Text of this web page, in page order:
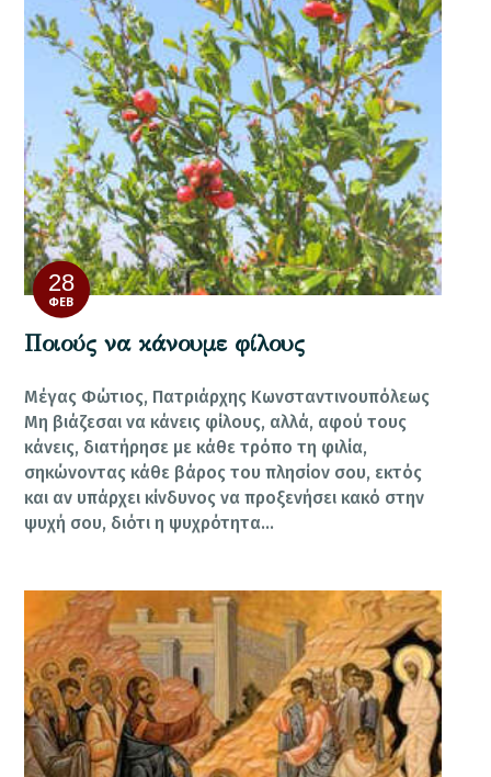
28
ΦΕΒ
Ποιούς να κάνουμε φίλους
Μέγας Φώτιος, Πατριάρχης Κωνσταντινουπόλεως
Μη βιάζεσαι να κάνεις φίλους, αλλά, αφού τους
κάνεις, διατήρησε με κάθε τρόπο τη φιλία,
σηκώνοντας κάθε βάρος του πλησίον σου, εκτός
και αν υπάρχει κίνδυνος να προξενήσει κακό στην
ψυχή σου, διότι η ψυχρότητα…